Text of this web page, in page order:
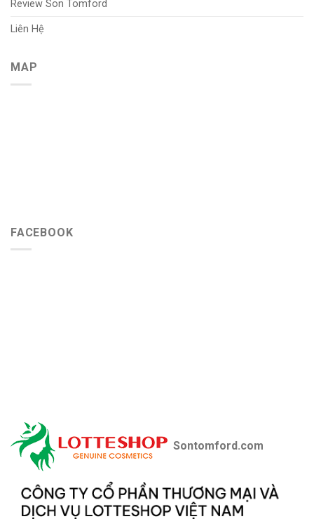
Review Son Tomford
Liên Hệ
MAP
FACEBOOK
Sontomford.com